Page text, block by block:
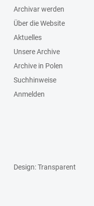
Archivar werden
Über die Website
Aktuelles
Unsere Archive
Archive in Polen
Suchhinweise
Anmelden
Design: Transparent